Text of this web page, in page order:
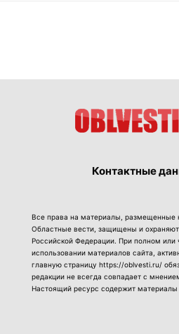
Контактные
Все права на материалы, размещенные
Областные вести, защищены и
Российской Федерации. При полном или
использовании материалов сайта,
главную страницу https://oblvesti.ru/
редакции не всегда совпадает с
Настоящий ресурс содержит материалы